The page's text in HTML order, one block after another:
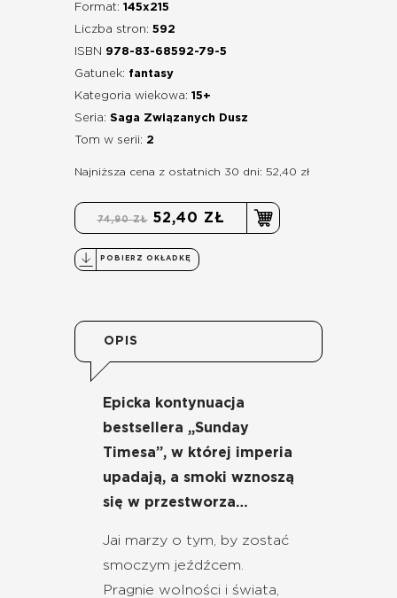
Format: 145x215
Liczba stron: 592
ISBN 978-83-68592-79-5
Gatunek: fantasy
Kategoria wiekowa: 15+
Seria: Saga Związanych Dusz
Tom w serii: 2
Najniższa cena z ostatnich 30 dni: 52,40 zł
74,90 ZŁ 52,40 ZŁ
POBIERZ OKŁADKĘ
OPIS
Epicka kontynuacja
bestsellera „Sunday
Timesa”, w której imperia
upadają, a smoki wznoszą
się w przestworza…
Jai marzy o tym, by zostać
smoczym jeźdźcem.
Pragnie wolności i świata,